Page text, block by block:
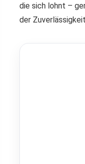
die sich lohnt –
der